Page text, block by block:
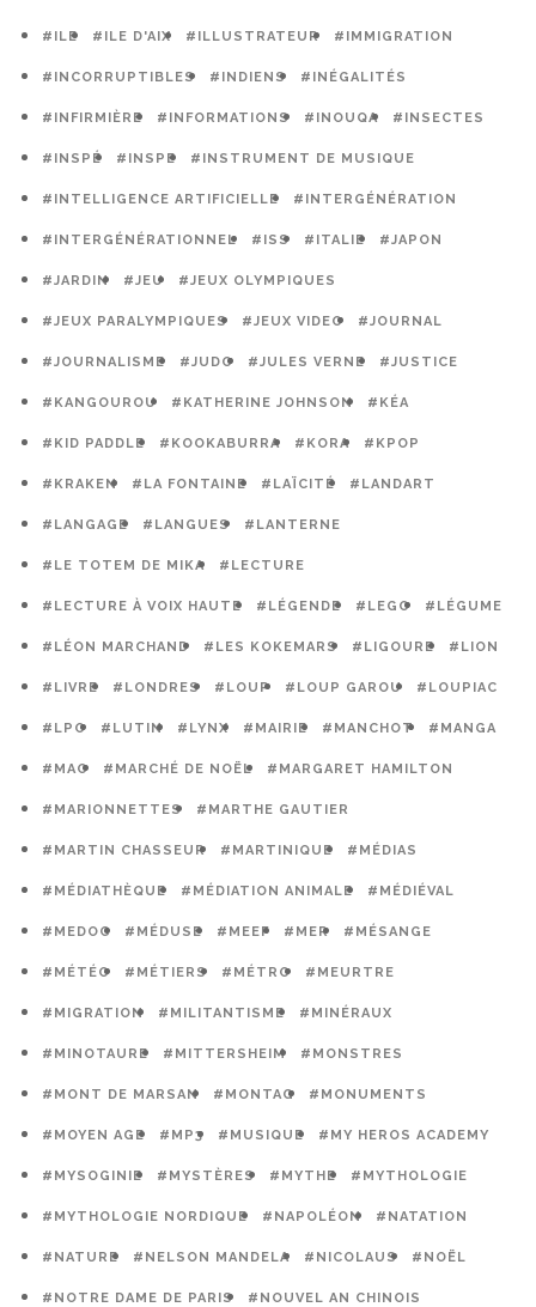
#ILE #ILE D'AIX #ILLUSTRATEUR #IMMIGRATION
#INCORRUPTIBLES #INDIENS #INÉGALITÉS
#INFIRMIÈRE #INFORMATIONS #INOUQA #INSECTES
#INSPÉ #INSPE #INSTRUMENT DE MUSIQUE
#INTELLIGENCE ARTIFICIELLE #INTERGÉNÉRATION
#INTERGÉNÉRATIONNEL #ISS #ITALIE #JAPON
#JARDIN #JEU #JEUX OLYMPIQUES
#JEUX PARALYMPIQUES #JEUX VIDEO #JOURNAL
#JOURNALISME #JUDO #JULES VERNE #JUSTICE
#KANGOUROU #KATHERINE JOHNSON #KÉA
#KID PADDLE #KOOKABURRA #KORA #KPOP
#KRAKEN #LA FONTAINE #LAÏCITÉ #LANDART
#LANGAGE #LANGUES #LANTERNE
#LE TOTEM DE MIKA #LECTURE
#LECTURE À VOIX HAUTE #LÉGENDE #LEGO #LÉGUME
#LÉON MARCHAND #LES KOKEMARS #LIGOURE #LION
#LIVRE #LONDRES #LOUP #LOUP GAROU #LOUPIAC
#LPO #LUTIN #LYNX #MAIRIE #MANCHOT #MANGA
#MAO #MARCHÉ DE NOËL #MARGARET HAMILTON
#MARIONNETTES #MARTHE GAUTIER
#MARTIN CHASSEUR #MARTINIQUE #MÉDIAS
#MÉDIATHÈQUE #MÉDIATION ANIMALE #MÉDIÉVAL
#MEDOC #MÉDUSE #MEEF #MER #MÉSANGE
#MÉTÉO #MÉTIERS #MÉTRO #MEURTRE
#MIGRATION #MILITANTISME #MINÉRAUX
#MINOTAURE #MITTERSHEIM #MONSTRES
#MONT DE MARSAN #MONTAG #MONUMENTS
#MOYEN AGE #MP3 #MUSIQUE #MY HEROS ACADEMY
#MYSOGINIE #MYSTÈRES #MYTHE #MYTHOLOGIE
#MYTHOLOGIE NORDIQUE #NAPOLÉON #NATATION
#NATURE #NELSON MANDELA #NICOLAUS #NOËL
#NOTRE DAME DE PARIS #NOUVEL AN CHINOIS